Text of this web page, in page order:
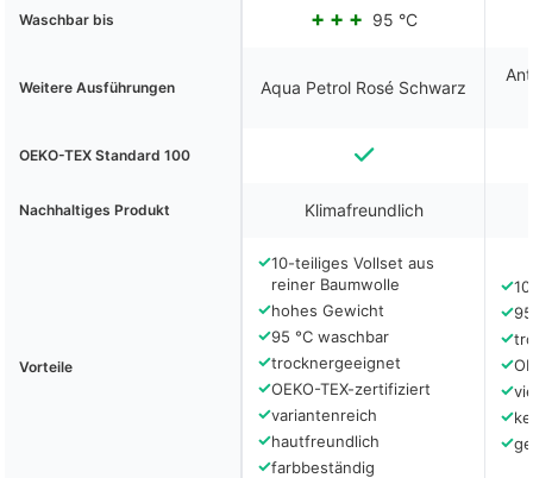
Waschbar bis 95 °C
Weitere Ausführungen Aqua Petrol Rosé Schwarz
OEKO-TEX Standard 100
Nachhaltiges Produkt Klimafreundlich
Vorteile
✓10-teiliges Vollset aus
reiner Baumwolle
✓hohes Gewicht
✓95 °C waschbar
✓trocknergeeignet
✓OEKO-TEX-zertifiziert
✓variantenreich
✓hautfreundlich
✓farbbeständig
✓
✓
✓
✓
✓
✓
✓